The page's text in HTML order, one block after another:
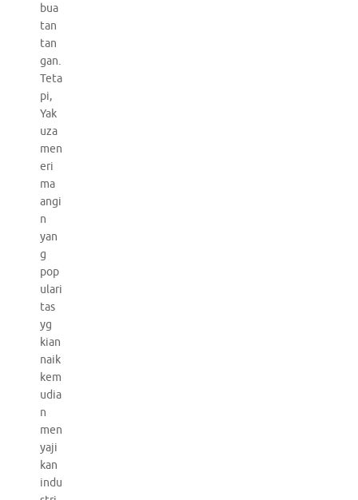
bua
tan
tan
gan.
Teta
pi,
Yak
uza
men
eri
ma
angi
n
yan
g
pop
ulari
tas
yg
kian
naik
kem
udia
n
men
yaji
kan
indu